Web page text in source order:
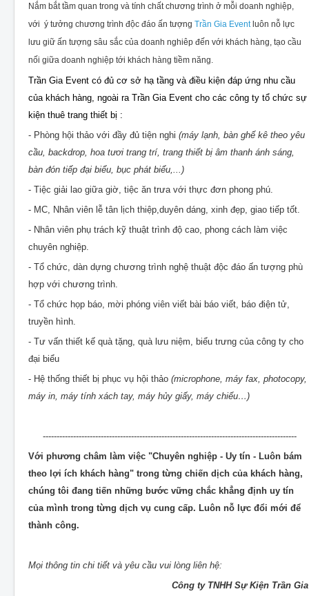
Nắm bắt tầm quan trong và tính chất chương trình ở mỗi doanh nghiệp,
với ý tưởng chương trình độc đáo ấn tượng Trần Gia Eventluôn nỗ lực
lưu giữ ấn tượng sâu sắc của doanh nghiêp đến với khách hàng, tạo cầu
nối giữa doanh nghiệp tới khách hàng tiềm năng.
Trần Gia Event có đủ cơ sở hạ tầng và điều kiện đáp ứng nhu cầu
của khách hàng, ngoài ra Trần Gia Event cho các công ty tổ chức sự
kiện thuê trang thiết bị :
- Phòng hội thảo với đầy đủ tiện nghi (máy lạnh, bàn ghế kê theo yêu
cầu, backdrop, hoa tươi trang trí, trang thiết bị âm thanh ánh sáng,
bàn đón tiếp đại biểu, bục phát biểu,...)
- Tiệc giải lao giữa giờ, tiệc ăn trưa với thực đơn phong phú.
- MC, Nhân viên lễ tân lịch thiệp,duyên dáng, xinh đẹp, giao tiếp tốt.
- Nhân viên phụ trách kỹ thuật trình độ cao, phong cách làm việc
chuyên nghiệp.
- Tổ chức, dàn dựng chương trình nghệ thuật độc đáo ấn tượng phù
hợp với chương trình.
- Tổ chức họp báo, mời phóng viên viết bài báo viết, báo điện tử,
truyền hình.
- Tư vấn thiết kế quà tặng, quà lưu niệm, biểu trưng của công ty cho
đại biểu
- Hệ thống thiết bị phục vụ hội thảo (microphone, máy fax, photocopy,
máy in, máy tính xách tay, máy hủy giấy, máy chiếu…)
--------------------------------------------------------------------------------------------
Với phương châm làm việc "Chuyên nghiệp - Uy tín - Luôn bám
theo lợi ích khách hàng" trong từng chiến dịch của khách hàng,
chúng tôi đang tiến những bước vững chắc khẳng định uy tín
của mình trong từng dịch vụ cung cấp. Luôn nỗ lực đổi mới để
thành công.
Mọi thông tin chi tiết và yêu cầu vui lòng liên hệ:
Công ty TNHH Sự Kiện Trần Gia